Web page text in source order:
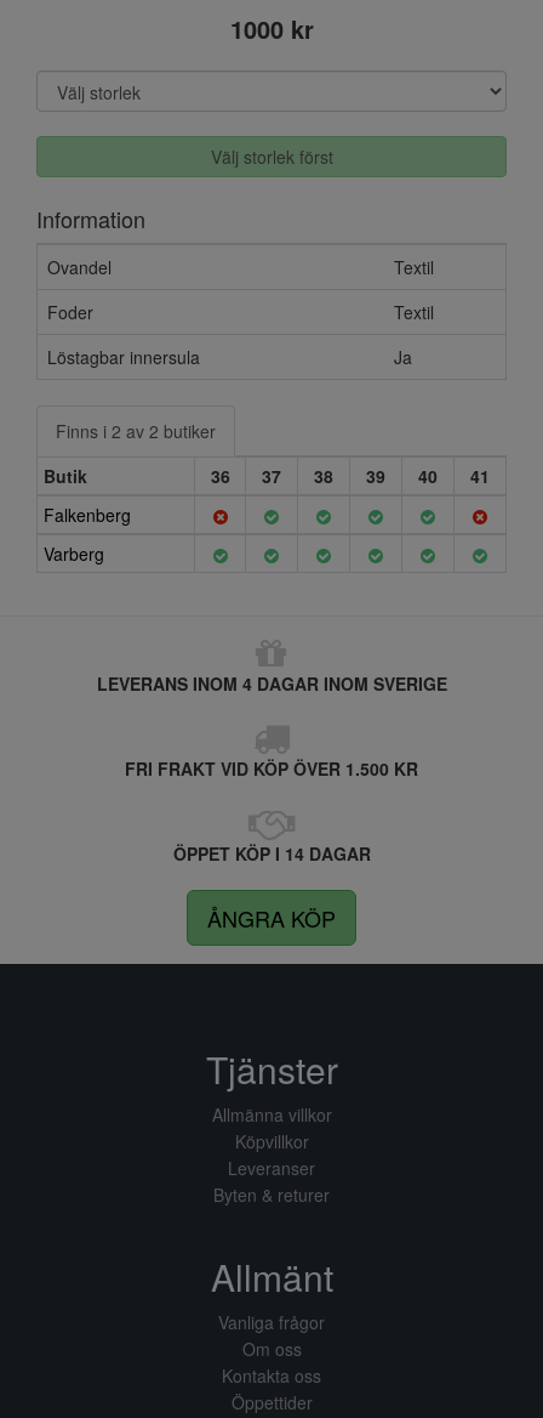
1000 kr
Välj storlek först
Information
Ovandel
Textil
Foder
Textil
Löstagbar innersula
Ja
Finns i 2 av 2 butiker
Butik
36 37 38 39 40
41
Falkenberg
Varberg
LEVERANS INOM 4 DAGAR INOM SVERIGE
FRI FRAKT VID KÖP ÖVER 1.500 KR
ÖPPET KÖP I 14 DAGAR
ÅNGRA KÖP
Tjänster
Allmänna villkor
Köpvillkor
Leveranser
Byten & returer
Allmänt
Vanliga frågor
Om oss
Kontakta oss
Öppettider